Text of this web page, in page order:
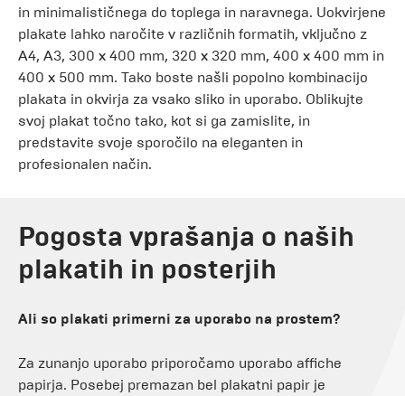
in minimalističnega do toplega in naravnega. Uokvirjene
plakate lahko naročite v različnih formatih, vključno z
A4, A3, 300 x 400 mm, 320 x 320 mm, 400 x 400 mm in
400 x 500 mm. Tako boste našli popolno kombinacijo
plakata in okvirja za vsako sliko in uporabo. Oblikujte
svoj plakat točno tako, kot si ga zamislite, in
predstavite svoje sporočilo na eleganten in
profesionalen način.
Pogosta vprašanja o naših
plakatih in posterjih
Ali so plakati primerni za uporabo na prostem?
Za zunanjo uporabo priporočamo uporabo affiche
papirja. Posebej premazan bel plakatni papir je